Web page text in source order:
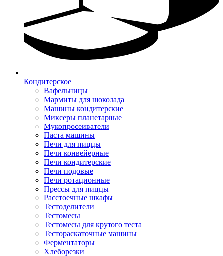
Кондитерское
Вафельницы
Мармиты для шоколада
Машины кондитерские
Миксеры планетарные
Мукопросеиватели
Паста машины
Печи для пиццы
Печи конвейерные
Печи кондитерские
Печи подовые
Печи ротационные
Прессы для пиццы
Расстоечные шкафы
Тестоделители
Тестомесы
Тестомесы для крутого теста
Тестораскаточные машины
Ферментаторы
Хлеборезки